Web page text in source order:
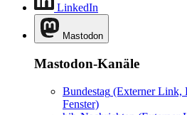
LinkedIn
Mastodon
Mastodon-Kanäle
Bundestag (Externer Link,
Fenster)